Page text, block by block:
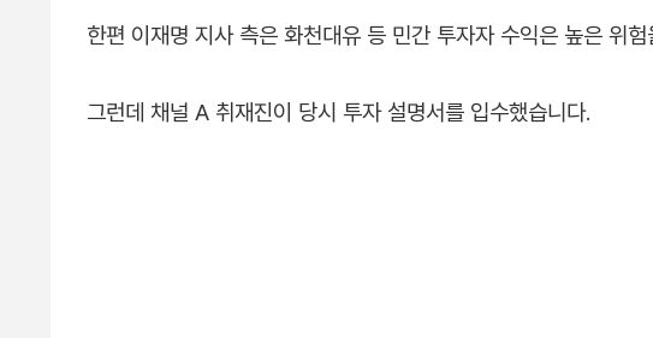
한편 이재명 지사 측은 화천대유 등 민간 투자자 수익은 높은 위
그런데 채널 A 취재진이 당시 투자 설명서를 입수했습니다.